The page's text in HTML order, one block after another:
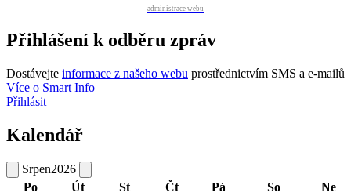
administrace webu
Přihlášení k odběru zpráv
Dostávejte informace z našeho webu prostřednictvím SMS a e-mailů
Více o Smart Info
Přihlásit
Kalendář
Srpen2026
Po
Út St Čt Pá So
Ne